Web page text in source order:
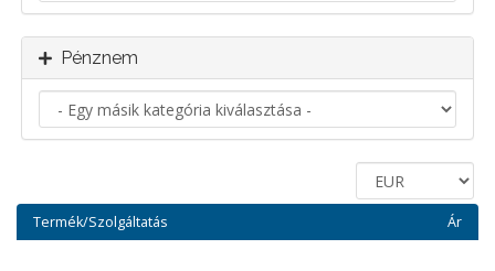
Pénznem
Termék/Szolgáltatás Ár